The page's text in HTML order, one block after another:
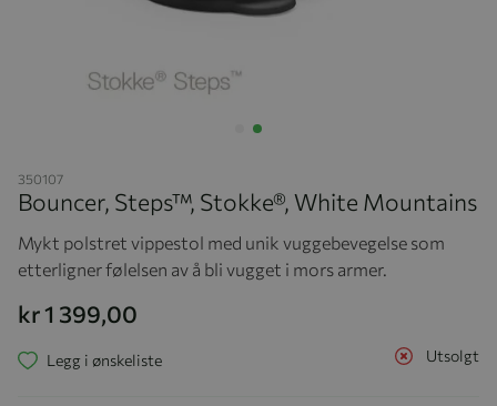
350107
Bouncer, Steps™, Stokke®, White Mountains
Mykt polstret vippestol med unik vuggebevegelse som
etterligner følelsen av å bli vugget i mors armer.
kr 1 399,00
Utsolgt
Legg i ønskeliste